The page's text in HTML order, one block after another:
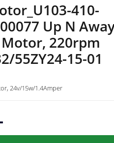
410-
Up N
220rpm
55ZY24-15-01
24v/15w/1.4Amper